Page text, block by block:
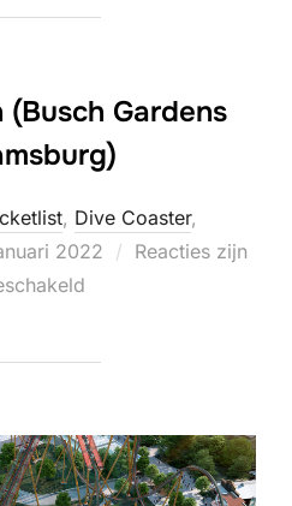
Gardens
, Dive Coaster,
2022
Reacties zijn